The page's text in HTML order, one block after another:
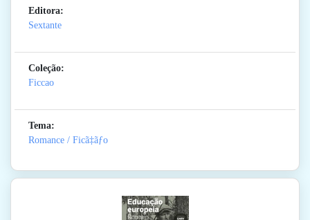
Editora:
Sextante
Coleção:
Ficcao
Tema:
Romance / Ficã‡ãƒo